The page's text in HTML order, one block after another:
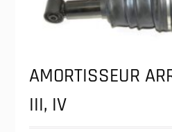
AMORTISSEUR
III, IV